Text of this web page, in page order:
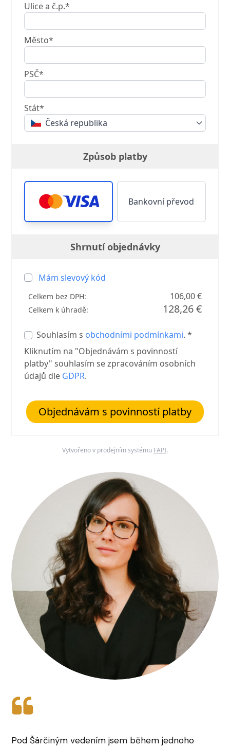
Ulice a č.p.*
Město*
PSČ*
Stát*
Česká republika
Způsob platby
Bankovní převod
Shrnutí objednávky
Mám slevový kód
Celkem bez DPH: 106,00 €
Celkem k úhradě: 128,26 €
Souhlasím s obchodními podmínkami. *
Kliknutím na "Objednávám s povinností
platby" souhlasím se zpracováním osobních
údajů dle GDPR.
Objednávám s povinností platby
Vytvořeno v prodejním systému FAPI.
Pod Šárčiným vedením jsem během jednoho